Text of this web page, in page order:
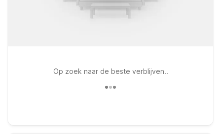
Op zoek naar de beste verblijven..